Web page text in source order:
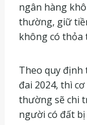
ngân hàng
thường, giữ
không có
Theo quy định
đai 2024, thì
thường sẽ chi
người có đất